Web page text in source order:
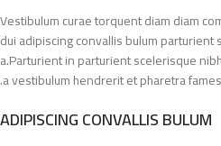
Vestibulum curae torquent diam diam
dui adipiscing convallis bulum
a.Parturient in parturient scelerisque
a vestibulum hendrerit et pharetra
ADIPISCING CONVALLIS BULUM